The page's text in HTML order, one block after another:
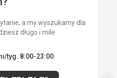
a my wyszukamy dla
długo i mile
tyg. 8:00-23:00.